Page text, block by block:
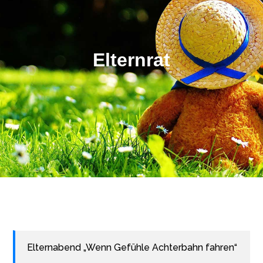
Elternrat
Elternabend „Wenn Gefühle Achterbahn fahren“